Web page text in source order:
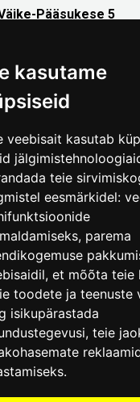
kasutame
veebisait kasutab
teie
eesmärkidel:
, parema
, et mõõta teie
toodete ja teenuste
isikupärastada
, teie
.
Pääsukese 5
Linnamuuseum
Vene 17
9-17(+372) 610 4178
Küpsisepoliitika